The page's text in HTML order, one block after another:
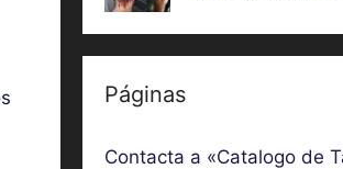
Páginas
Contacta a «Catalogo de